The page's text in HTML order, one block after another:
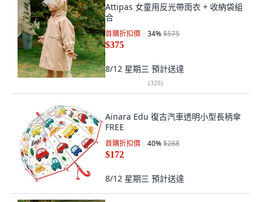
Attipas 女童用反光帶雨衣 + 收納袋組
合
首購折扣價 34%$575
$375
8/12 星期三 預計送達
(329)
Ainara Edu 復古汽車透明小型長柄傘
FREE
首購折扣價 40%$288
$172
8/12 星期三 預計送達